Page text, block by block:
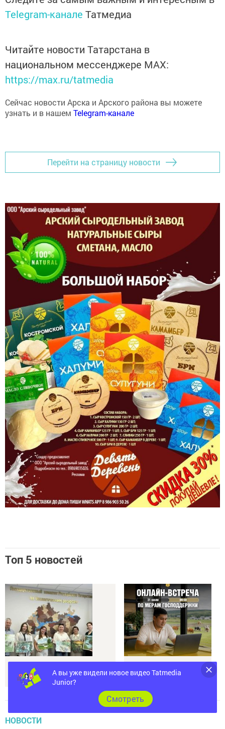
Telegram-каналеТатмедиа
Читайте новости Татарстана в
национальном мессенджере MАХ:
https://max.ru/tatmedia
узнать и в нашемTelegram-канале
Перейти на страницу новости
Топ 5 новостей
Полугодовые итоги: „Ашит“ стал
одним из самых заметных
заказников республики
В Татарстане обсудят
меры поддержки
аграриев
НОВОСТИ
А вы уже видели новое видео Tatmedia
Junior?
Cмотреть